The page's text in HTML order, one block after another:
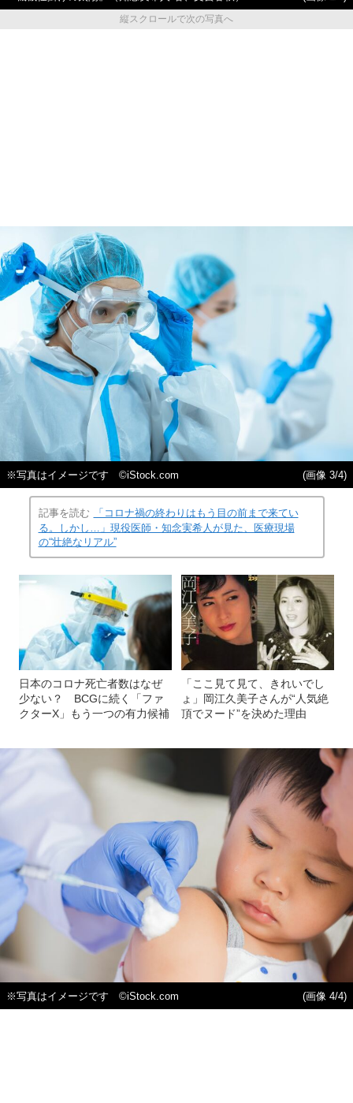
縦スクロールで次の写真へ
※写真はイメージです ©iStock.com (画像 3/4)
記事を読む
「コロナ禍の終わりはもう目の前まで来てい
る。しかし…」現役医師・知念実希人が見た、医療現場
の“壮絶なリアル”
日本のコロナ死亡者数はなぜ
少ない？ BCGに続く「ファ
クターX」もう一つの有力候補
「ここ見て見て、きれいでし
ょ」岡江久美子さんが“人気絶
頂でヌード”を決めた理由
※写真はイメージです ©iStock.com (画像 4/4)